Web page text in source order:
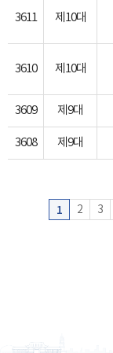
3611 제10대
3610 제10대
3609 제9대
3608 제9대
1 2 3